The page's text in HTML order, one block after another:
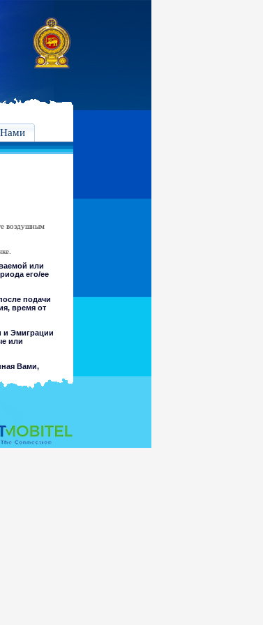
Нами
воздушным
или
его/ее
подачи
время от
и Эмиграции
или
Вами,